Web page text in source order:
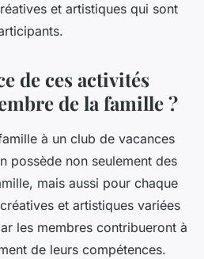
et artistiques qui sont
de ces activités
de la famille ?
à un club de vacances
possède non seulement des
mais aussi pour chaque
et artistiques variées
les membres contribueront à
de leurs compétences.